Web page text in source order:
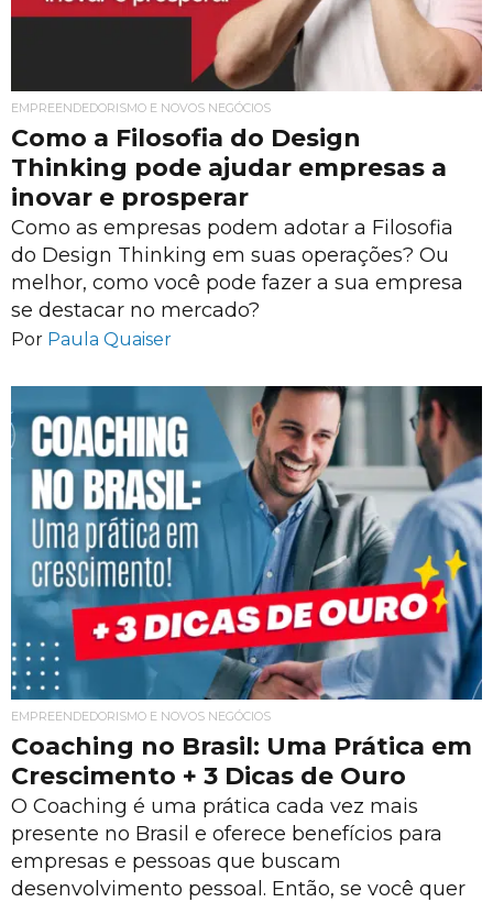
EMPREENDEDORISMO E NOVOS NEGÓCIOS
Como a Filosofia do Design
Thinking pode ajudar empresas a
inovar e prosperar
Como as empresas podem adotar a Filosofia
do Design Thinking em suas operações? Ou
melhor, como você pode fazer a sua empresa
se destacar no mercado?
Por Paula Quaiser
EMPREENDEDORISMO E NOVOS NEGÓCIOS
Coaching no Brasil: Uma Prática em
Crescimento + 3 Dicas de Ouro
O Coaching é uma prática cada vez mais
presente no Brasil e oferece benefícios para
empresas e pessoas que buscam
desenvolvimento pessoal. Então, se você quer